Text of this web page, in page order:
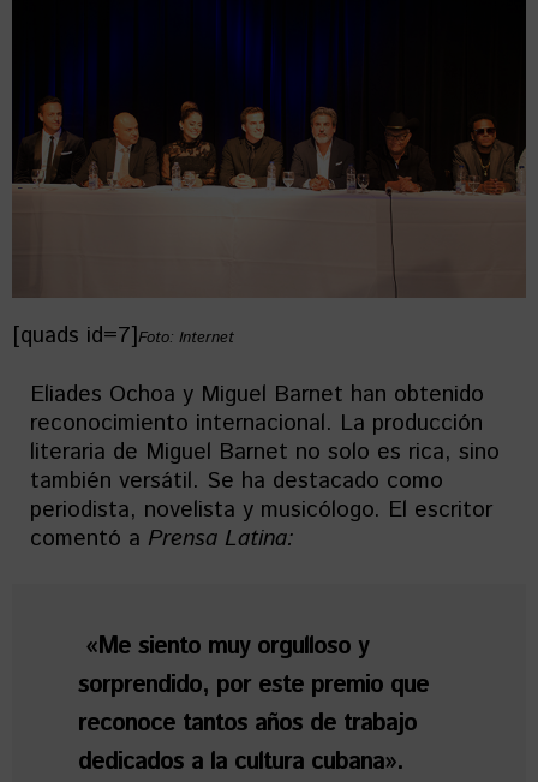
[quads id=7]Foto: Internet
Eliades Ochoa y Miguel Barnet han obtenido
reconocimiento internacional. La producción
literaria de Miguel Barnet no solo es rica, sino
también versátil. Se ha destacado como
periodista, novelista y musicólogo. El escritor
comentó a Prensa Latina:
«Me siento muy orgulloso y
sorprendido, por este premio que
reconoce tantos años de trabajo
dedicados a la cultura cubana».